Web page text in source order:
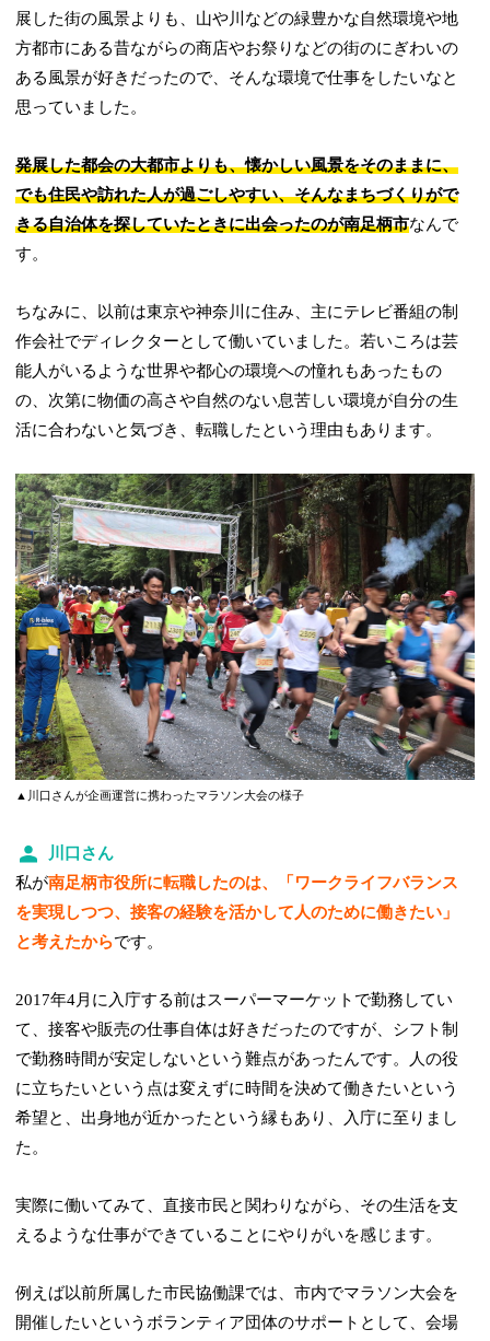
展した街の風景よりも、山や川などの緑豊かな自然環境や地
方都市にある昔ながらの商店やお祭りなどの街のにぎわいの
ある風景が好きだったので、そんな環境で仕事をしたいなと
思っていました。
発展した都会の大都市よりも、懐かしい風景をそのままに、
でも住民や訪れた人が過ごしやすい、そんなまちづくりがで
きる自治体を探していたときに出会ったのが南足柄市なんで
す。
ちなみに、以前は東京や神奈川に住み、主にテレビ番組の制
作会社でディレクターとして働いていました。若いころは芸
能人がいるような世界や都心の環境への憧れもあったもの
の、次第に物価の高さや自然のない息苦しい環境が自分の生
活に合わないと気づき、転職したという理由もあります。
▲川口さんが企画運営に携わったマラソン大会の様子
川口さん
私が南足柄市役所に転職したのは、「ワークライフバランス
を実現しつつ、接客の経験を活かして人のために働きたい」
と考えたからです。
2017年4月に入庁する前はスーパーマーケットで勤務してい
て、接客や販売の仕事自体は好きだったのですが、シフト制
で勤務時間が安定しないという難点があったんです。人の役
に立ちたいという点は変えずに時間を決めて働きたいという
希望と、出身地が近かったという縁もあり、入庁に至りまし
た。
実際に働いてみて、直接市民と関わりながら、その生活を支
えるような仕事ができていることにやりがいを感じます。
例えば以前所属した市民協働課では、市内でマラソン大会を
開催したいというボランティア団体のサポートとして、会場